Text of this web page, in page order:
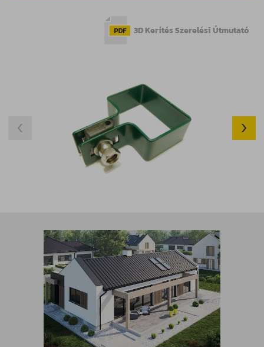
3D Kerítés Szerelési Útmutató